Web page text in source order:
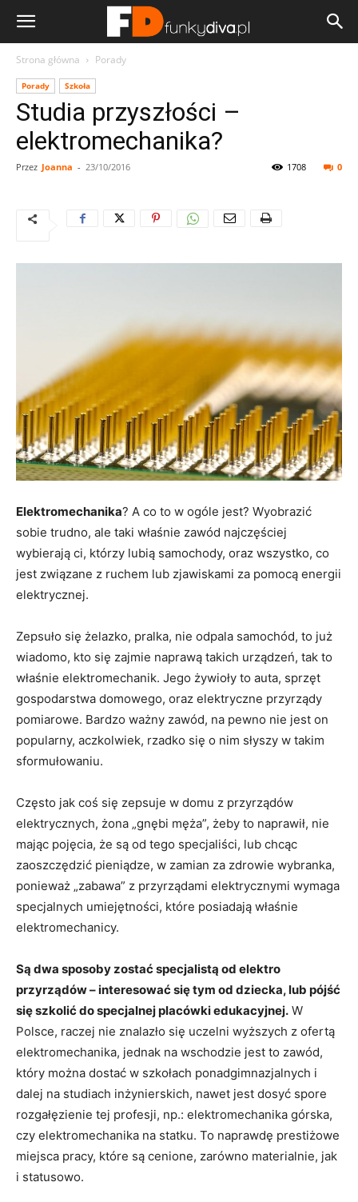
Strona główna Porady
Porady Szkoła
Studia przyszłości –
elektromechanika?
Przez Joanna - 23/10/2016 0
1708
Elektromechanika? A co to w ogóle jest? Wyobrazić
sobie trudno, ale taki właśnie zawód najczęściej
wybierają ci, którzy lubią samochody, oraz wszystko, co
jest związane z ruchem lub zjawiskami za pomocą energii
elektrycznej.
Zepsuło się żelazko, pralka, nie odpala samochód, to już
wiadomo, kto się zajmie naprawą takich urządzeń, tak to
właśnie elektromechanik. Jego żywioły to auta, sprzęt
gospodarstwa domowego, oraz elektryczne przyrządy
pomiarowe. Bardzo ważny zawód, na pewno nie jest on
popularny, aczkolwiek, rzadko się o nim słyszy w takim
sformułowaniu.
Często jak coś się zepsuje w domu z przyrządów
elektrycznych, żona „gnębi męża”, żeby to naprawił, nie
mając pojęcia, że są od tego specjaliści, lub chcąc
zaoszczędzić pieniądze, w zamian za zdrowie wybranka,
ponieważ „zabawa” z przyrządami elektrycznymi wymaga
specjalnych umiejętności, które posiadają właśnie
elektromechanicy.
Są dwa sposoby zostać specjalistą od elektro
przyrządów – interesować się tym od dziecka, lub pójść
się szkolić do specjalnej placówki edukacyjnej. W
Polsce, raczej nie znalazło się uczelni wyższych z ofertą
elektromechanika, jednak na wschodzie jest to zawód,
który można dostać w szkołach ponadgimnazjalnych i
dalej na studiach inżynierskich, nawet jest dosyć spore
rozgałęzienie tej profesji, np.: elektromechanika górska,
czy elektromechanika na statku. To naprawdę prestiżowe
miejsca pracy, które są cenione, zarówno materialnie, jak
i statusowo.